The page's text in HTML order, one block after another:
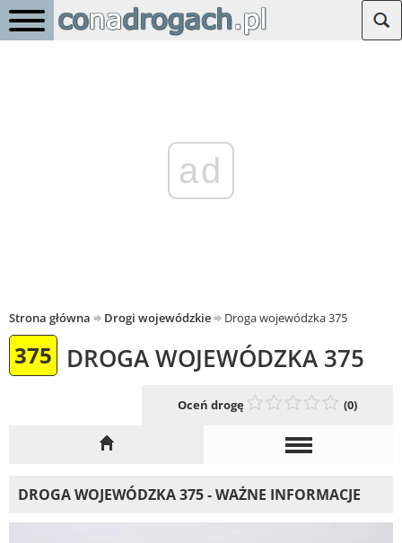
ad
Strona główna Drogi wojewódzkie Droga wojewódzka 375
375 DROGA WOJEWÓDZKA 375
Oceń drogę (0)
DROGA WOJEWÓDZKA 375 - WAŻNE INFORMACJE